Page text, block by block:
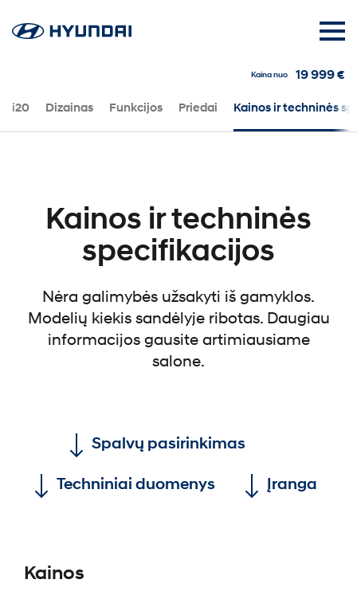
i20 Dizainas Funkcijos Priedai Kainos ir techninės
Kaina nuo 19 999 €
Kainos ir techninės
specifikacijos
Nėra galimybės užsakyti iš gamyklos.
Modelių kiekis sandėlyje ribotas. Daugiau
informacijos gausite artimiausiame
salone.
Spalvų pasirinkimas
Techniniai duomenys Įranga
Kainos